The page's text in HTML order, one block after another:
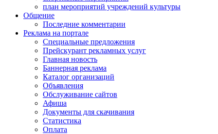
план мероприятий учреждений культуры
Общение
Последние комментарии
Реклама на портале
Специальные предложения
Прейскурант рекламных услуг
Главная новость
Баннерная реклама
Каталог организаций
Объявления
Обслуживание сайтов
Афиша
Документы для скачивания
Статистика
Оплата